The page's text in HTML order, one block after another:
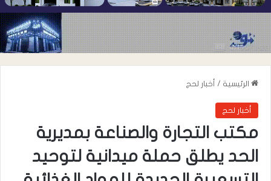
الرئيسية / أخبار لحج
أخبار لحج
مكتب التجارة والصناعة بمديرية
الحد يطلق حملة ميدانية لتوحيد